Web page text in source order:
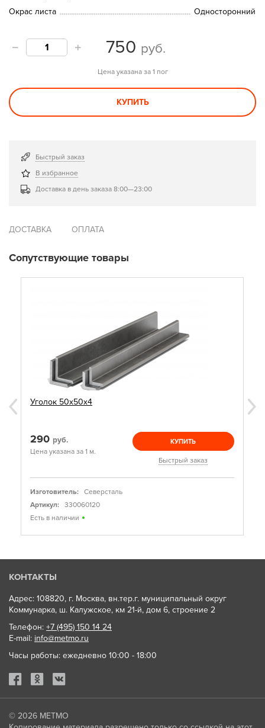
Окрас листа
Односторонний
750 руб.
Цена указана за 1 пог
КУПИТЬ
Быстрый заказ
В избранное
Доставка в день заказа 8:00—23:00
ДОСТАВКА ОПЛАТА
Сопутствующие товары
Уголок 50х50х4
290 руб.
Цена указана за 1 м.
КУПИТЬ
Быстрый заказ
Изготовитель:
Северсталь
Артикул:
330060120
Есть в наличии
КОНТАКТЫ
Адрес: 108820, г. Москва, вн.тер.г. муниципальный округ
Коммунарка, ш. Калужское, км 21-й, дом 6, строение 2
Телефон: +7 (495) 150 14 24
E-mail: info@metmo.ru
Часы работы: ежедневно 10:00 - 18:00
© 2026 МЕТМО